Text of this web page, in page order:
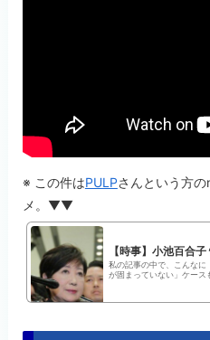
※ この件はPULPさんという方
メ。▼▼
私の記事の中で、こんなに
が固まっていない」ケース
ので。したがって「盛大に